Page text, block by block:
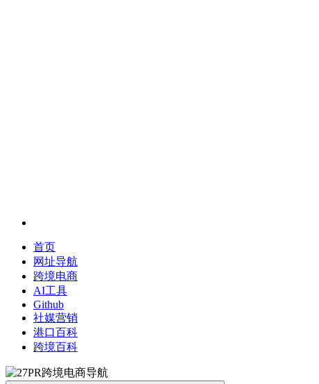
首页
网址导航
跨境电商
AI工具
Github
社媒营销
港口百科
跨境百科